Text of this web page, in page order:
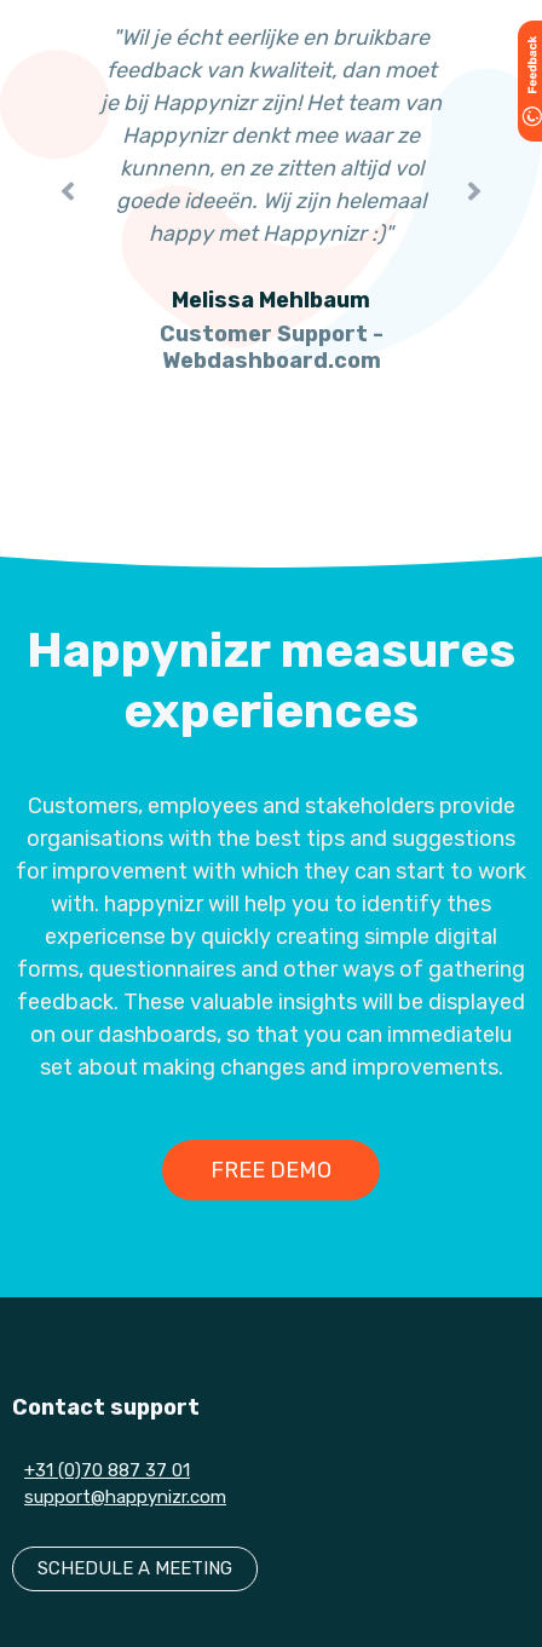
je écht eerlijke en bruikbare
van kwaliteit, dan moet
Happynizr zijn! Het team van
denkt mee waar ze
en ze zitten altijd vol
ideeën. Wij zijn helemaal
happy met Happynizr :)"
Melissa Mehlbaum
Customer Support -
Webdashboard.com
"Wil je écht eerlijke
feedback van
je bij Happynizr zijn!
Happynizr denkt
kunnenn, en ze
goede ideeën. Wij
happy met
"In
HRM
Happynizr measures
experiences
Customers, employees and stakeholders provide
organisations with the best tips and suggestions
for improvement with which they can start to work
with. happynizr will help you to identify thes
expericense by quickly creating simple digital
forms, questionnaires and other ways of gathering
feedback. These valuable insights will be displayed
on our dashboards, so that you can immediatelu
set about making changes and improvements.
FREE DEMO
Contact support
+31 (0)70 887 37 01
support@happynizr.com
SCHEDULE A MEETING